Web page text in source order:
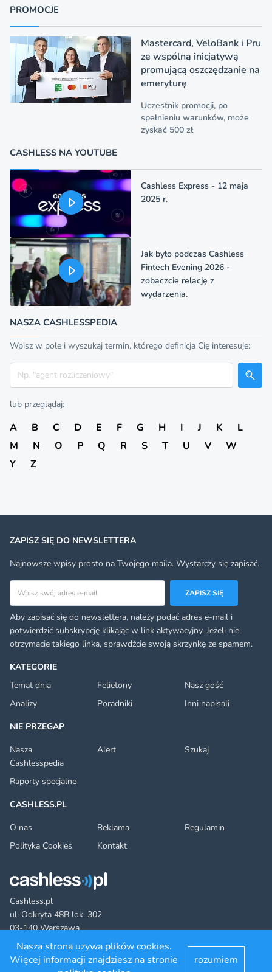
PROMOCJE
Mastercard, VeloBank i Pru
ze wspólną inicjatywą
promującą oszczędzanie na
emeryturę
Uczestnik promocji, po
spełnieniu warunków, może
zyskać 500 zł
CASHLESS NA YOUTUBE
Cashless Express - 12 maja
2025 r.
Jak było podczas Cashless
Fintech Evening 2026 -
zobaczcie relację z
wydarzenia.
NASZA CASHLESSPEDIA
Wpisz w pole i wyszukaj termin, którego definicja Cię interesuje:
Szukaj
lub przeglądaj:
A B C D E F G H I J K
L
M
N O P Q R S T U V
W
Y
Z
Cashless.pl
ul. Odkryta 48B lok. 302
03-140 Warszawa
FacebookTwitterYouTubeLinkedInRSS
©2022 cashless.pl. All rights reserved.
KATEGORIE
Temat dnia
Felietony
Nasz gość
Analizy
Poradniki
Inni napisali
NIE PRZEGAP
Nasza
Cashlesspedia
Alert Szukaj
Raporty specjalne
CASHLESS.PL
O nas
Reklama
Regulamin
Polityka Cookies
Kontakt
ZAPISZ SIĘ DO NEWSLETTERA
Najnowsze wpisy prosto na Twojego maila. Wystarczy się zapisać.
ZAPISZ SIĘ
Aby zapisać się do newslettera, należy podać adres e-mail i
potwierdzić subskrypcję klikając w link aktywacyjny. Jeżeli nie
otrzymacie takiego linka, sprawdźcie swoją skrzynkę ze spamem.
Nasza strona używa plików cookies.
Więcej informacji znajdziesz na stronie
rozumiem